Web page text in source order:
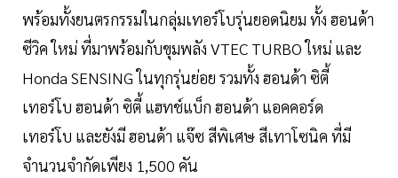
พร้อมทั้งยนตรกรรมในกลุ่มเทอร์โบรุ่นยอดนิยม ทั้ง ฮอนด้า
ซีวิค ใหม่ ที่มาพร้อมกับขุมพลัง VTEC TURBO ใหม่ และ
Honda SENSING ในทุกรุ่นย่อย รวมทั้ง ฮอนด้า ซิตี้
เทอร์โบ ฮอนด้า ซิตี้ แฮทช์แบ็ก ฮอนด้า แอคคอร์ด
เทอร์โบ และยังมี ฮอนด้า แจ๊ซ สีพิเศษ สีเทาโซนิค ที่มี
จำนวนจำกัดเพียง 1,500 คัน